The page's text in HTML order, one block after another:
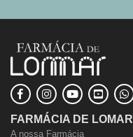
FARMÁCIA DE LOMAR
A nossa Farmácia